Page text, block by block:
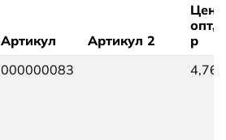
Артикул Артикул 2
Цена
опт,
р
000000083 4,76